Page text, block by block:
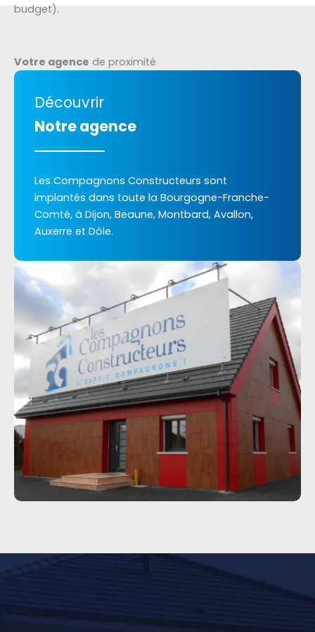
budget).
Votre agence de proximité
Découvrir
Notre agence
Les Compagnons Constructeurs sont
implantés dans toute la Bourgogne-Franche-
Comté, à Dijon, Beaune, Montbard, Avallon,
Auxerre et Dôle.